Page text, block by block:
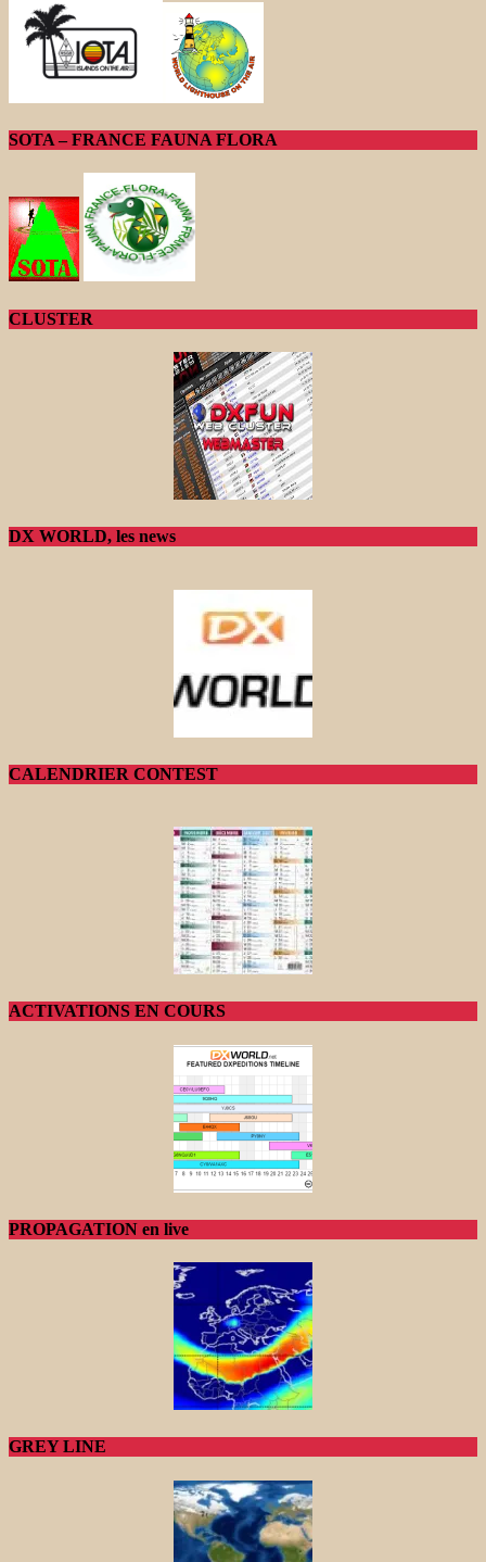
SOTA – FRANCE FAUNA FLORA
CLUSTER
DX WORLD, les news
CALENDRIER CONTEST
ACTIVATIONS EN COURS
PROPAGATION en live
GREY LINE